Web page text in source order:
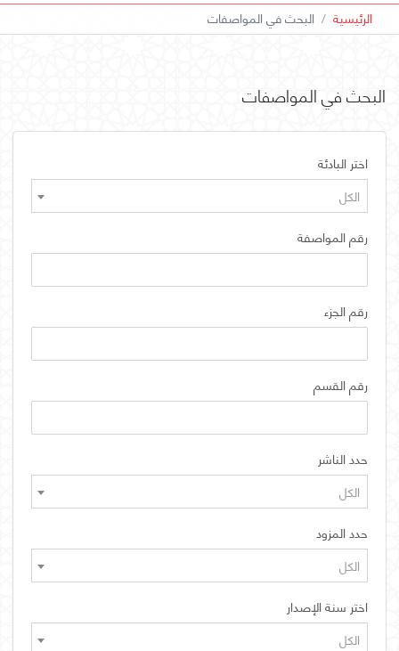
الرئيسية البحث في المواصفات
البحث في المواصفات
اختر البادئة
الكل
رقم المواصفة
رقم الجزء
رقم القسم
حدد الناشر
الكل
حدد المزود
الكل
اختر سنة الإصدار
الكل